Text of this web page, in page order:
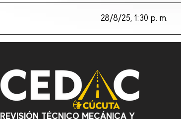
28/8/25, 1:30 p. m.
REVISIÓN TÉCNICO MECÁNICA Y